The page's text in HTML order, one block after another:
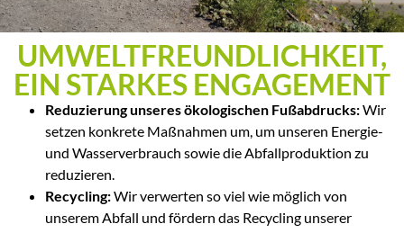
UMWELTFREUNDLICHKEIT,
EIN STARKES ENGAGEMENT
Reduzierung unseres ökologischen Fußabdrucks:Wir
setzen konkrete Maßnahmen um, um unseren Energie-
und Wasserverbrauch sowie die Abfallproduktion zu
reduzieren.
Recycling:Wir verwerten so viel wie möglich von
unserem Abfall und fördern das Recycling unserer